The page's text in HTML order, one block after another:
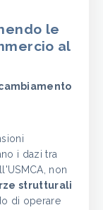
le
al
i dazi tra
non
strutturali
di operare